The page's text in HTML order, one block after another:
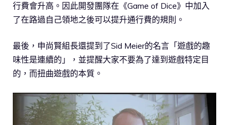
行費會升高。因此開發團隊在《Game of Dice》中加入
了在路過自己領地之後可以提升通行費的規則。
最後，申尚賢組長還提到了Sid Meier的名言「遊戲的趣
味性是連續的」，並提醒大家不要為了達到遊戲特定目
的，而扭曲遊戲的本質。